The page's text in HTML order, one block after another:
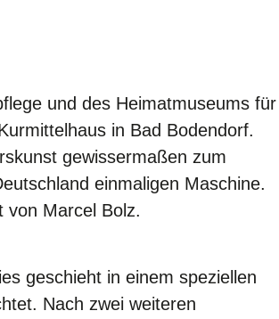
und des Heimatmuseums für
in Bad Bodendorf.
gewissermaßen zum
einmaligen Maschine.
von Marcel Bolz.
geschieht in einem speziellen
Nach zwei weiteren